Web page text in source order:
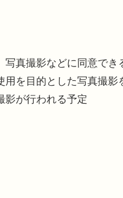
真撮影などに同意でき
を目的とした写真撮影
が行われる予定